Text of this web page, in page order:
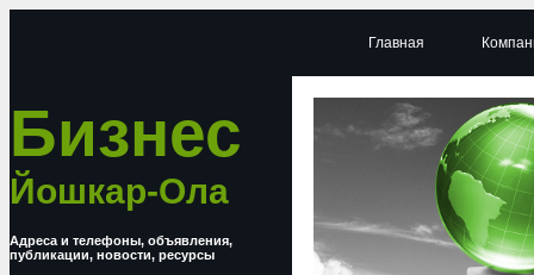
Бизнес
Йошкар-Ола
Адреса и телефоны, объявления,
публикации, новости, ресурсы
Главная